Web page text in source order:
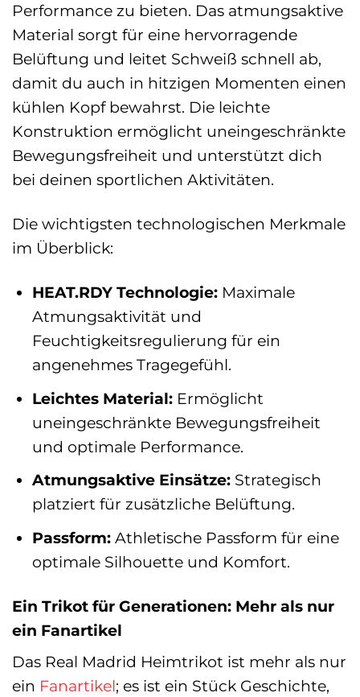
Performance zu bieten. Das atmungsaktive
Material sorgt für eine hervorragende
Belüftung und leitet Schweiß schnell ab,
damit du auch in hitzigen Momenten einen
kühlen Kopf bewahrst. Die leichte
Konstruktion ermöglicht uneingeschränkte
Bewegungsfreiheit und unterstützt dich
bei deinen sportlichen Aktivitäten.
Die wichtigsten technologischen Merkmale
im Überblick:
HEAT.RDY Technologie:Maximale
Atmungsaktivität und
Feuchtigkeitsregulierung für ein
angenehmes Tragegefühl.
Leichtes Material:Ermöglicht
uneingeschränkte Bewegungsfreiheit
und optimale Performance.
Atmungsaktive Einsätze:Strategisch
platziert für zusätzliche Belüftung.
Passform:Athletische Passform für eine
optimale Silhouette und Komfort.
Ein Trikot für Generationen: Mehr als nur
ein Fanartikel
Das Real Madrid Heimtrikot ist mehr als nur
ein Fanartikel; es ist ein Stück Geschichte,